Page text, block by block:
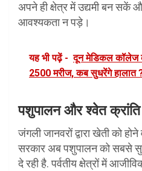
अपने ही क्षेत्र में उद्यमी बन सकें
आवश्यकता न पड़े।
यह भी पढ़ें - दून मेडिकल कॉलेज
2500 मरीज, कब सुधरेंगे हालात
पशुपालन और श्वेत
जंगली जानवरों द्वारा खेती को
सरकार अब पशुपालन को सबसे
दे रही है. पर्वतीय क्षेत्रों में